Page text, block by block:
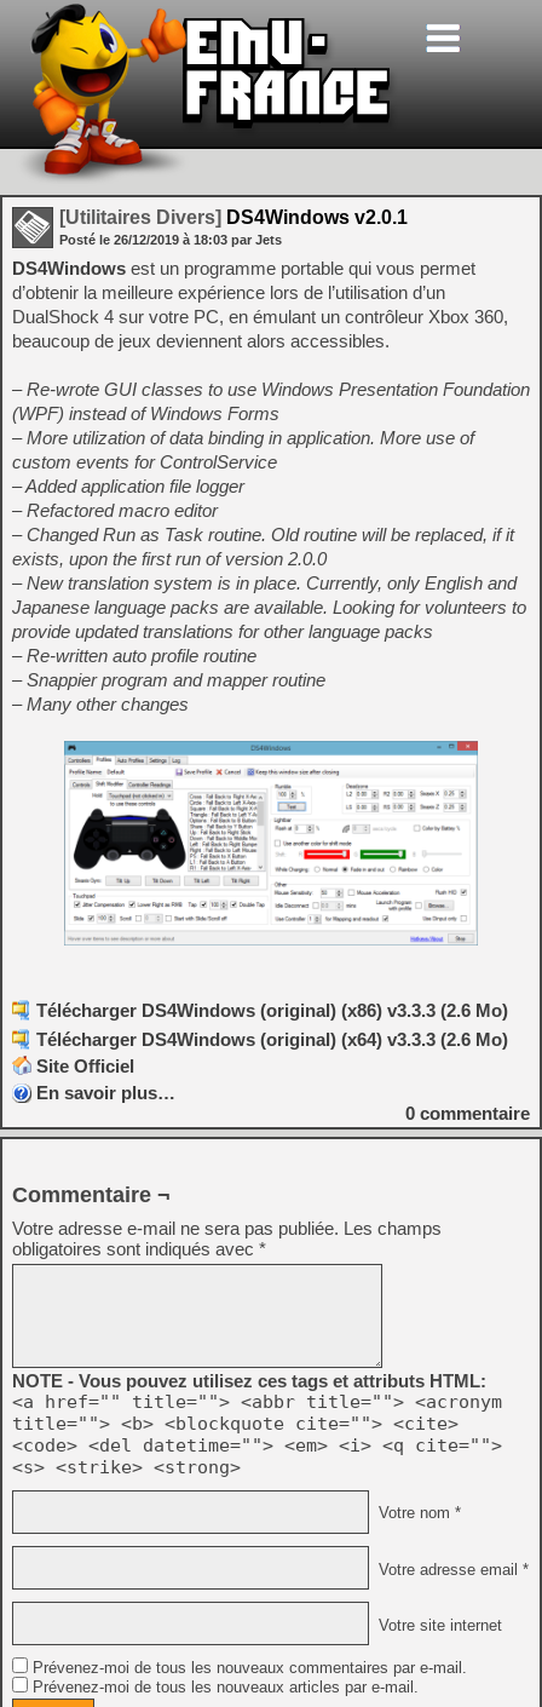
[Utilitaires Divers] DS4Windows v2.0.1
Posté le 26/12/2019 à 18:03 par Jets
DS4Windows est un programme portable qui vous permet
d’obtenir la meilleure expérience lors de l’utilisation d’un
DualShock 4 sur votre PC, en émulant un contrôleur Xbox 360,
beaucoup de jeux deviennent alors accessibles.
– Re-wrote GUI classes to use Windows Presentation Foundation
(WPF) instead of Windows Forms
– More utilization of data binding in application. More use of
custom events for ControlService
– Added application file logger
– Refactored macro editor
– Changed Run as Task routine. Old routine will be replaced, if it
exists, upon the first run of version 2.0.0
– New translation system is in place. Currently, only English and
Japanese language packs are available. Looking for volunteers to
provide updated translations for other language packs
– Re-written auto profile routine
– Snappier program and mapper routine
– Many other changes
Télécharger DS4Windows (original) (x86) v3.3.3 (2.6 Mo)
Télécharger DS4Windows (original) (x64) v3.3.3 (2.6 Mo)
Site Officiel
En savoir plus…
0 commentaire
Commentaire ¬
Votre adresse e-mail ne sera pas publiée. Les champs
obligatoires sont indiqués avec *
NOTE - Vous pouvez utilisez ces tags et attributs HTML:
<a href="" title=""> <abbr title=""> <acronym
title=""> <b> <blockquote cite=""> <cite>
<code> <del datetime=""> <em> <i> <q cite="">
<s> <strike> <strong>
Votre nom *
Votre adresse email *
Votre site internet
Prévenez-moi de tous les nouveaux commentaires par e-mail.
Prévenez-moi de tous les nouveaux articles par e-mail.